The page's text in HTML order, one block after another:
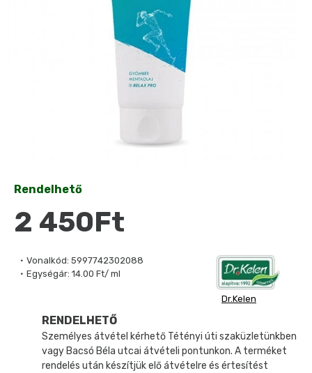
Vonalkód: 5997742302088
Egységár: 14.00 Ft/ ml
Dr.Kelen
Rendelhető
2 450Ft
RENDELHETŐ
Személyes átvétel kérhető Tétényi úti szaküzletünkben
vagy Bacsó Béla utcai átvételi pontunkon. A terméket
rendelés után készítjük elő átvételre és értesítést